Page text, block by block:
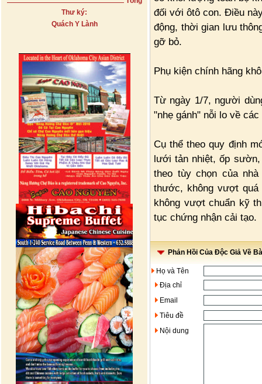
Thư ký:
Quách Y Lành
đối với ôtô con. Điều
động, thời gian lưu
gỡ bỏ.
Phụ kiện chính hãng
Từ ngày 1/7, người
"nhẹ gánh" nỗi lo về
Cụ thể theo quy định
lưới tản nhiệt, ốp sườn,
theo tùy chọn của
thước, không vượt
không vượt chuẩn kỹ
tục chứng nhận cải tạo.
Phản Hồi Của Độc Giả Về
Họ và Tên
Địa chỉ
Email
Tiêu đề
Nội dung